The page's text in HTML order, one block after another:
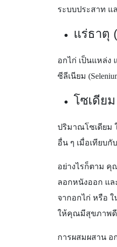
ระบบประสาท แ
แร่ธาตุ
อกไก่ เป็นแหล่ง
ซีลีเนียม
โซเดีย
ปริมาณโซเดียม
อื่น ๆ เมื่อเทียบกั
อย่างไรก็ตาม คุ
ลอกหนังออก แล
จากอกไก่ หรือ ใ
ให้คุณมีสุขภาพดี
การผสมผสาน อ